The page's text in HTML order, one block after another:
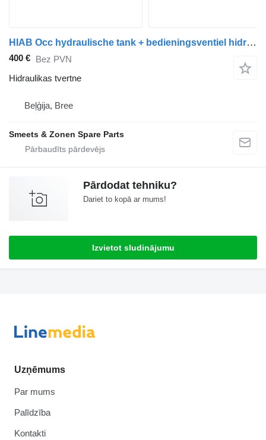
HIAB Occ hydraulische tank + bedieningsventiel hidraulikas tvertne paredzēts kravas automašīnas
400 € Bez PVN
Hidraulikas tvertne
Beļģija, Bree
Smeets & Zonen Spare Parts
Pārdodat tehniku?
Dariet to kopā ar mums!
Izvietot sludinājumu
Uzņēmums
Par mums
Palīdzība
Kontakti